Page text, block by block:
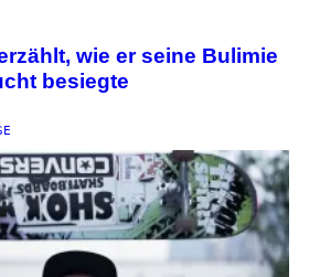
wie er seine Bulimie
besiegte